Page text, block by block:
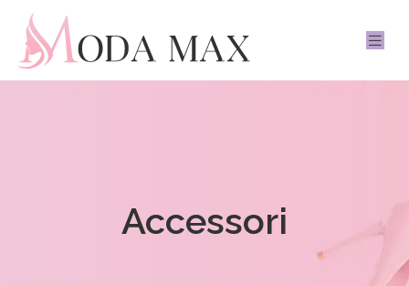
Accessori